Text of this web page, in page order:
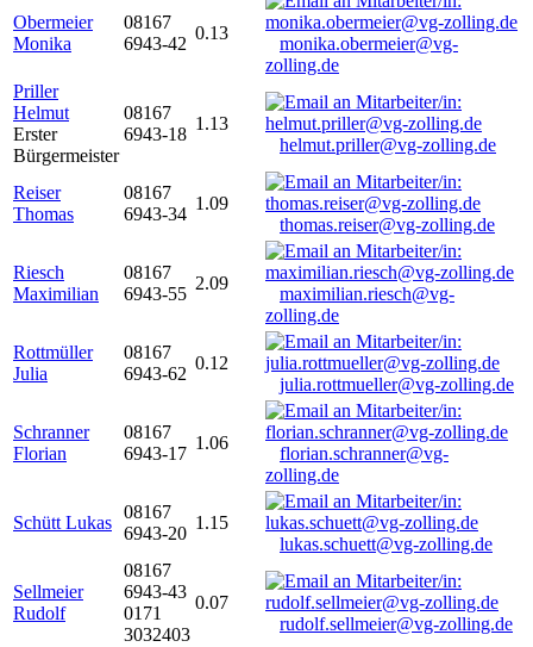
Obermeier
Monika
08167
6943-42
0.13
monika.obermeier@vg-
zolling.de
Priller
Helmut
Erster
Bürgermeister
08167
6943-18
1.13
helmut.priller@vg-zolling.de
Reiser
Thomas
08167
6943-34
1.09
thomas.reiser@vg-zolling.de
Riesch
Maximilian
08167
6943-55
2.09
maximilian.riesch@vg-
zolling.de
Rottmüller
Julia
08167
6943-62
0.12
julia.rottmueller@vg-zolling.de
Schranner
Florian
08167
6943-17
1.06
florian.schranner@vg-
zolling.de
Schütt Lukas
08167
6943-20
1.15
lukas.schuett@vg-zolling.de
Sellmeier
Rudolf
08167
6943-43
0171
3032403
0.07
rudolf.sellmeier@vg-zolling.de